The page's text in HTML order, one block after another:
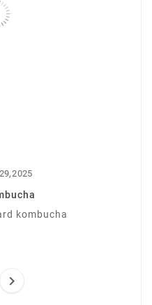
29,2025
kombucha
